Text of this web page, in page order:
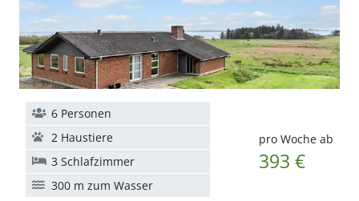
pro Woche ab
393 €
6 Personen
2 Haustiere
3 Schlafzimmer
300 m zum Wasser